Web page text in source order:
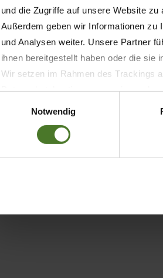
und die Zugriffe auf unsere Website
Außerdem geben wir Informationen zu
und Analysen weiter. Unsere Partner
ihnen bereitgestellt haben oder die sie
Wir setzen im Rahmen des Trackings
Datenschutzbestimmungen ein,
Daten bestehen kann.
Impressum
Notwendig